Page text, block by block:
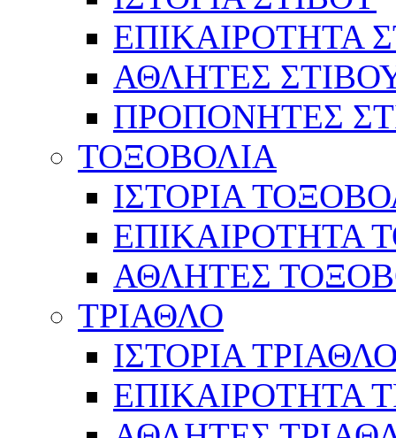
ΕΠΙΚΑΙΡΟΤΗΤΑ
ΑΘΛΗΤΕΣ
ΠΡΟΠΟΝΗΤΕΣ
ΤΟΞΟΒΟΛΙΑ
ΙΣΤΟΡΙΑ
ΕΠΙΚΑΙΡΟΤΗΤΑ
ΑΘΛΗΤΕΣ
ΤΡΙΑΘΛΟ
ΙΣΤΟΡΙΑ
ΕΠΙΚΑΙΡΟΤΗΤΑ